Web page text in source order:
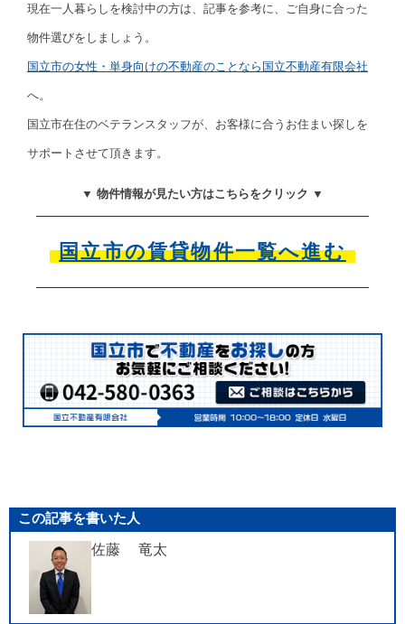
現在一人暮らしを検討中の方は、記事を参考に、ご自身に合った
物件選びをしましょう。
国立市の女性・単身向けの不動産のことなら国立不動産有限会社
へ。
国立市在住のベテランスタッフが、お客様に合うお住まい探しを
サポートさせて頂きます。
▼ 物件情報が見たい方はこちらをクリック ▼
国立市の賃貸物件一覧へ進む
この記事を書いた人
佐藤 竜太